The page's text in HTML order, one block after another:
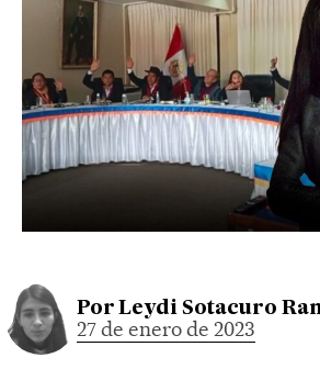
Por Leydi Sotacuro
27 de enero de 2023